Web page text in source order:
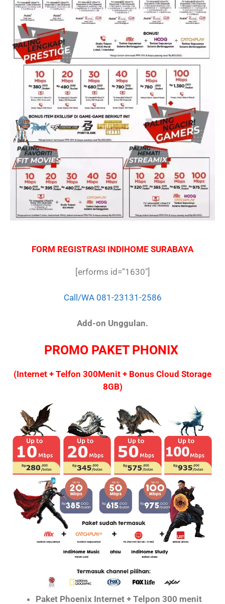
FORM REGISTRASI INDIHOME SURABAYA
[erforms id=”1630″]
Call/WA 081-23131-2586
Add-on Unggulan.
PROMO PAKET PHONIX
(Internet + Telfon 300Menit + Bonus Cloud Storage
8GB)
Paket Phoenix Internet + Telpon 300 menit